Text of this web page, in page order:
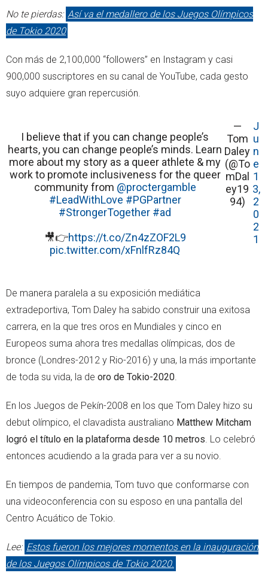
No te pierdas: Así va el medallero de los Juegos Olímpicos
de Tokio 2020
Con más de 2,100,000 “followers” en Instagram y casi
900,000 suscriptores en su canal de YouTube, cada gesto
suyo adquiere gran repercusión.
I believe that if you can change people’s
hearts, you can change people’s minds. Learn
more about my story as a queer athlete & my
work to promote inclusiveness for the queer
community from @proctergamble
#LeadWithLove #PGPartner
#StrongerTogether #ad
🎥👉https://t.co/Zn4zZOF2L9
pic.twitter.com/xFnlfRz84Q
—
Tom
Daley
(@To
mDal
ey19
94)
J
u
n
e
1
3,
2
0
2
1
De manera paralela a su exposición mediática
extradeportiva, Tom Daley ha sabido construir una exitosa
carrera, en la que tres oros en Mundiales y cinco en
Europeos suma ahora tres medallas olímpicas, dos de
bronce (Londres-2012 y Rio-2016) y una, la más importante
de toda su vida, la de oro de Tokio-2020.
En los Juegos de Pekín-2008 en los que Tom Daley hizo su
debut olímpico, el clavadista australiano Matthew Mitcham
logró el título en la plataforma desde 10 metros. Lo celebró
entonces acudiendo a la grada para ver a su novio.
En tiempos de pandemia, Tom tuvo que conformarse con
una videoconferencia con su esposo en una pantalla del
Centro Acuático de Tokio.
Lee: Estos fueron los mejores momentos en la inauguración
de los Juegos Olímpicos de Tokio 2020.